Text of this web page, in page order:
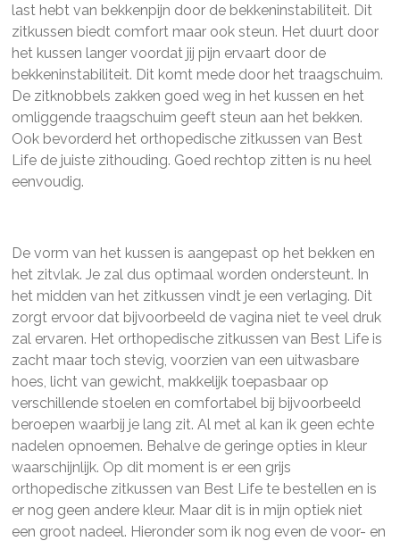
last hebt van bekkenpijn door de bekkeninstabiliteit. Dit
zitkussen biedt comfort maar ook steun. Het duurt door
het kussen langer voordat jij pijn ervaart door de
bekkeninstabiliteit. Dit komt mede door het traagschuim.
De zitknobbels zakken goed weg in het kussen en het
omliggende traagschuim geeft steun aan het bekken.
Ook bevorderd het orthopedische zitkussen van Best
Life de juiste zithouding. Goed rechtop zitten is nu heel
eenvoudig.
De vorm van het kussen is aangepast op het bekken en
het zitvlak. Je zal dus optimaal worden ondersteunt. In
het midden van het zitkussen vindt je een verlaging. Dit
zorgt ervoor dat bijvoorbeeld de vagina niet te veel druk
zal ervaren. Het orthopedische zitkussen van Best Life is
zacht maar toch stevig, voorzien van een uitwasbare
hoes, licht van gewicht, makkelijk toepasbaar op
verschillende stoelen en comfortabel bij bijvoorbeeld
beroepen waarbij je lang zit. Al met al kan ik geen echte
nadelen opnoemen. Behalve de geringe opties in kleur
waarschijnlijk. Op dit moment is er een grijs
orthopedische zitkussen van Best Life te bestellen en is
er nog geen andere kleur. Maar dit is in mijn optiek niet
een groot nadeel. Hieronder som ik nog even de voor- en